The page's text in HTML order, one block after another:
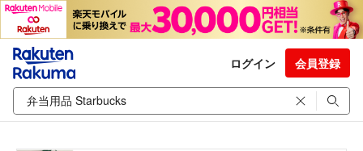
ログイン 会員登録